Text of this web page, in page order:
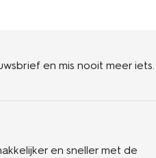
en mis nooit meer iets.
en sneller met de